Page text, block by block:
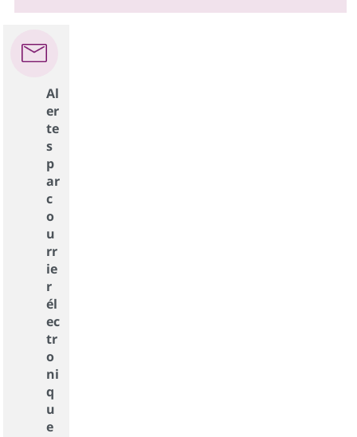
Al
er
te
s
p
ar
c
o
u
rr
ie
r
él
ec
tr
o
ni
q
u
e